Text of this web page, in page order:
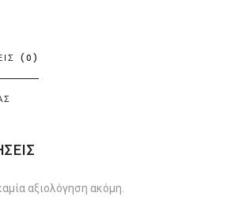
(0)
αξιολόγηση ακόμη.